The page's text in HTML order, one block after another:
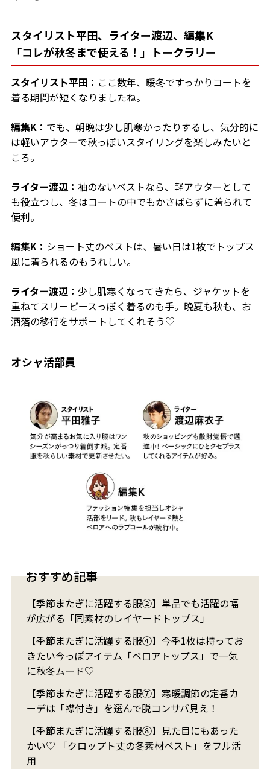
スタイリスト平田、ライター渡辺、編集K
「コレが秋冬まで使える！」トークラリー
スタイリスト平田： ここ数年、暖冬ですっかりコートを
着る期間が短くなりましたね。
編集K： でも、朝晩は少し肌寒かったりするし、気分的に
は軽いアウターで秋っぽいスタイリングを楽しみたいと
ころ。
ライター渡辺： 袖のないベストなら、軽アウターとして
も役立つし、冬はコートの中でもかさばらずに着られて
便利。
編集K： ショート丈のベストは、暑い日は1枚でトップス
風に着られるのもうれしい。
ライター渡辺： 少し肌寒くなってきたら、ジャケットを
重ねてスリーピースっぽく着るのも手。晩夏も秋も、お
洒落の移行をサポートしてくれそう♡
オシャ活部員
おすすめ記事
【季節またぎに活躍する服②】単品でも活躍の幅
が広がる「同素材のレイヤードトップス」
【季節またぎに活躍する服④】今季1枚は持ってお
きたい今っぽアイテム「ベロアトップス」で一気
に秋冬ムード♡
【季節またぎに活躍する服⑦】寒暖調節の定番カ
ーデは「襟付き」を選んで脱コンサバ見え！
【季節またぎに活躍する服⑧】見た目にもあった
かい♡ 「クロップト丈の冬素材ベスト」をフル活
用